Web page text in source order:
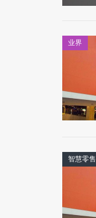
业界
智慧零售